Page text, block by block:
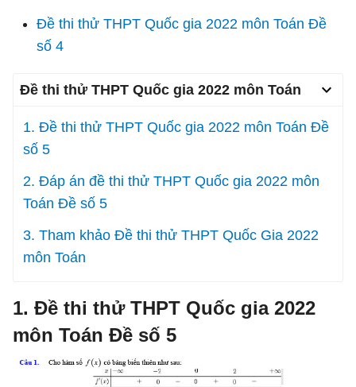
Đề thi thử THPT Quốc gia 2022 môn Toán Đề
số 4
Đề thi thử THPT Quốc gia 2022 môn Toán
1. Đề thi thử THPT Quốc gia 2022 môn Toán Đề
số 5
2. Đáp án đề thi thử THPT Quốc gia 2022 môn
Toán Đề số 5
3. Tham khảo Đề thi thử THPT Quốc Gia 2022
môn Toán
1. Đề thi thử THPT Quốc gia 2022
môn Toán Đề số 5